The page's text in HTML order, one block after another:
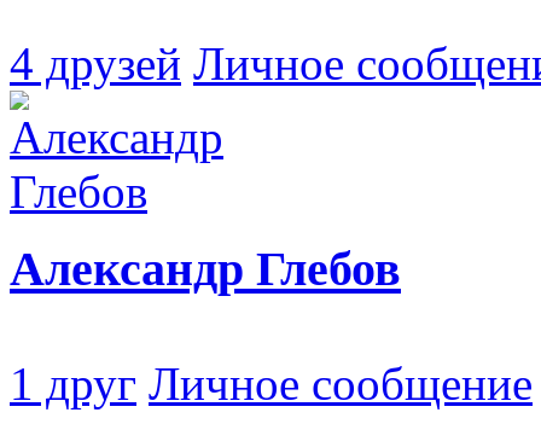
4 друзей Личное
Александр Глебов
1 друг Личное сообщение